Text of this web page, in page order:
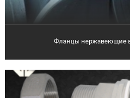
Фланцы нержавеющие